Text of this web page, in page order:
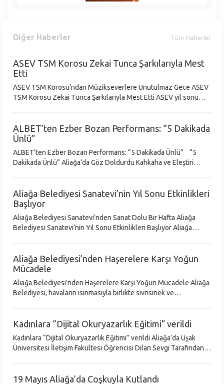
Diğer Haberler Tüm Haberler
ASEV TSM Korosu Zekai Tunca Şarkılarıyla Mest
Etti
ASEV TSM Korosu’ndan Müzikseverlere Unutulmaz Gece ASEV
TSM Korosu Zekai Tunca Şarkılarıyla Mest Etti ASEV yıl sonu
ALBET’ten Ezber Bozan Performans: “5 Dakikada
Ünlü”
ALBET’ten Ezber Bozan Performans: “5 Dakikada Ünlü” “5
Dakikada Ünlü” Aliağa’da Göz Doldurdu Kahkaha ve Eleştiri
Aliağa Belediyesi Sanatevi’nin Yıl Sonu Etkinlikleri
Başlıyor
Aliağa Belediyesi Sanatevi’nden Sanat Dolu Bir Hafta Aliağa
Belediyesi Sanatevi’nin Yıl Sonu Etkinlikleri Başlıyor Aliağa
Aliağa Belediyesi’nden Haşerelere Karşı Yoğun
Mücadele
Aliağa Belediyesi’nden Haşerelere Karşı Yoğun Mücadele Aliağa
Belediyesi, havaların ısınmasıyla birlikte sivrisinek ve
Kadınlara “Dijital Okuryazarlık Eğitimi” verildi
Kadınlara “Dijital Okuryazarlık Eğitimi” verildi Aliağa’da Uşak
Üniversitesi İletişim Fakültesi Öğrencisi Dilan Sevgi Tarafından,
19 Mayıs Aliağa’da Coşkuyla Kutlandı